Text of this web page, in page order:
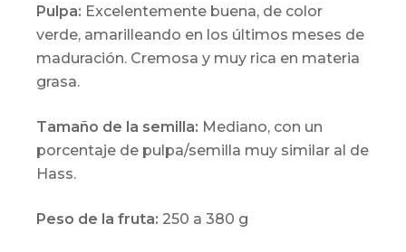
Pulpa: Excelentemente buena, de color
verde, amarilleando en los últimos meses de
maduración. Cremosa y muy rica en materia
grasa.
Tamaño de la semilla: Mediano, con un
porcentaje de pulpa/semilla muy similar al de
Hass.
Peso de la fruta: 250 a 380 g